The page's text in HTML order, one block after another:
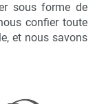
sous forme de
confier toute
et nous savons